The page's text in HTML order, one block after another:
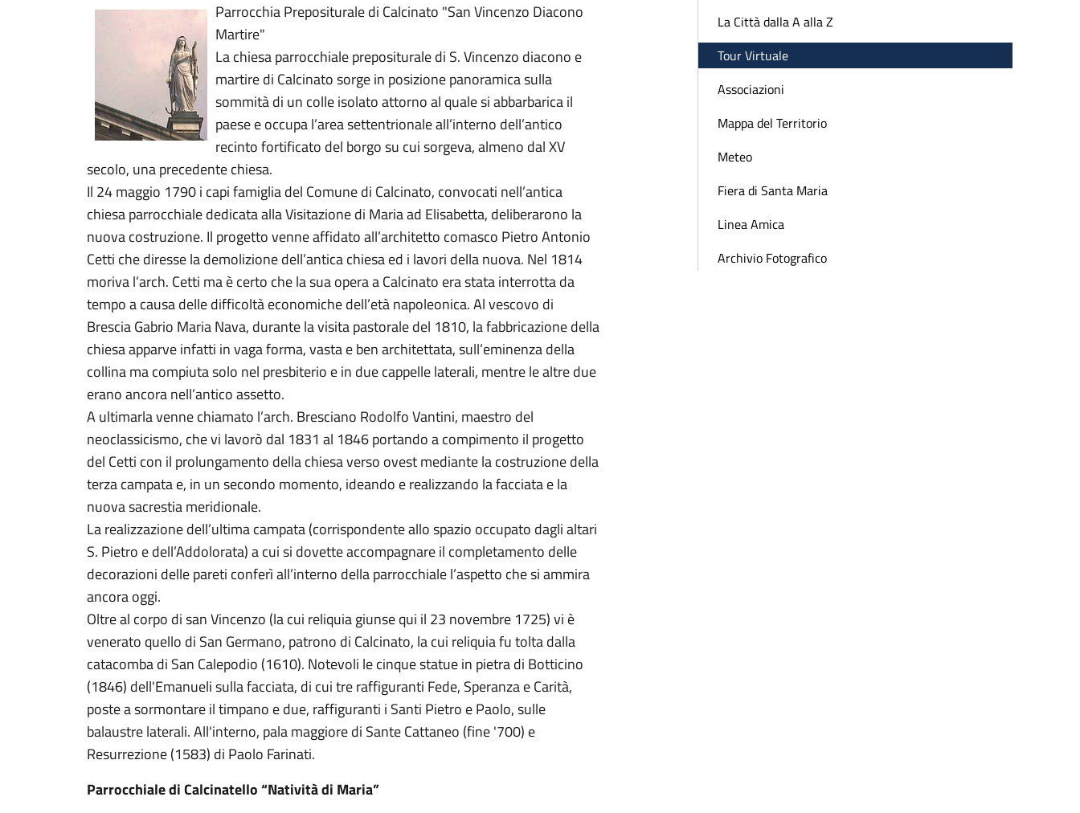
Parrocchia Prepositurale di Calcinato "San Vincenzo Diacono
Martire"
La chiesa parrocchiale prepositurale di S. Vincenzo diacono e
martire di Calcinato sorge in posizione panoramica sulla
sommità di un colle isolato attorno al quale si abbarbarica il
paese e occupa l’area settentrionale all’interno dell’antico
recinto fortificato del borgo su cui sorgeva, almeno dal XV
secolo, una precedente chiesa.
Il 24 maggio 1790 i capi famiglia del Comune di Calcinato, convocati nell’antica
chiesa parrocchiale dedicata alla Visitazione di Maria ad Elisabetta, deliberarono la
nuova costruzione. Il progetto venne affidato all’architetto comasco Pietro Antonio
Cetti che diresse la demolizione dell’antica chiesa ed i lavori della nuova. Nel 1814
moriva l’arch. Cetti ma è certo che la sua opera a Calcinato era stata interrotta da
tempo a causa delle difficoltà economiche dell’età napoleonica. Al vescovo di
Brescia Gabrio Maria Nava, durante la visita pastorale del 1810, la fabbricazione della
chiesa apparve infatti in vaga forma, vasta e ben architettata, sull’eminenza della
collina ma compiuta solo nel presbiterio e in due cappelle laterali, mentre le altre due
erano ancora nell’antico assetto.
A ultimarla venne chiamato l’arch. Bresciano Rodolfo Vantini, maestro del
neoclassicismo, che vi lavorò dal 1831 al 1846 portando a compimento il progetto
del Cetti con il prolungamento della chiesa verso ovest mediante la costruzione della
terza campata e, in un secondo momento, ideando e realizzando la facciata e la
nuova sacrestia meridionale.
La realizzazione dell’ultima campata (corrispondente allo spazio occupato dagli altari
S. Pietro e dell’Addolorata) a cui si dovette accompagnare il completamento delle
decorazioni delle pareti conferì all’interno della parrocchiale l’aspetto che si ammira
ancora oggi.
Oltre al corpo di san Vincenzo (la cui reliquia giunse qui il 23 novembre 1725) vi è
venerato quello di San Germano, patrono di Calcinato, la cui reliquia fu tolta dalla
catacomba di San Calepodio (1610). Notevoli le cinque statue in pietra di Botticino
(1846) dell'Emanueli sulla facciata, di cui tre raffiguranti Fede, Speranza e Carità,
poste a sormontare il timpano e due, raffiguranti i Santi Pietro e Paolo, sulle
balaustre laterali. All'interno, pala maggiore di Sante Cattaneo (fine '700) e
Resurrezione (1583) di Paolo Farinati.
Parrocchiale di Calcinatello “Natività di Maria”
La Città dalla A alla Z
Tour Virtuale
Associazioni
Mappa del Territorio
Meteo
Fiera di Santa Maria
Linea Amica
Archivio Fotografico